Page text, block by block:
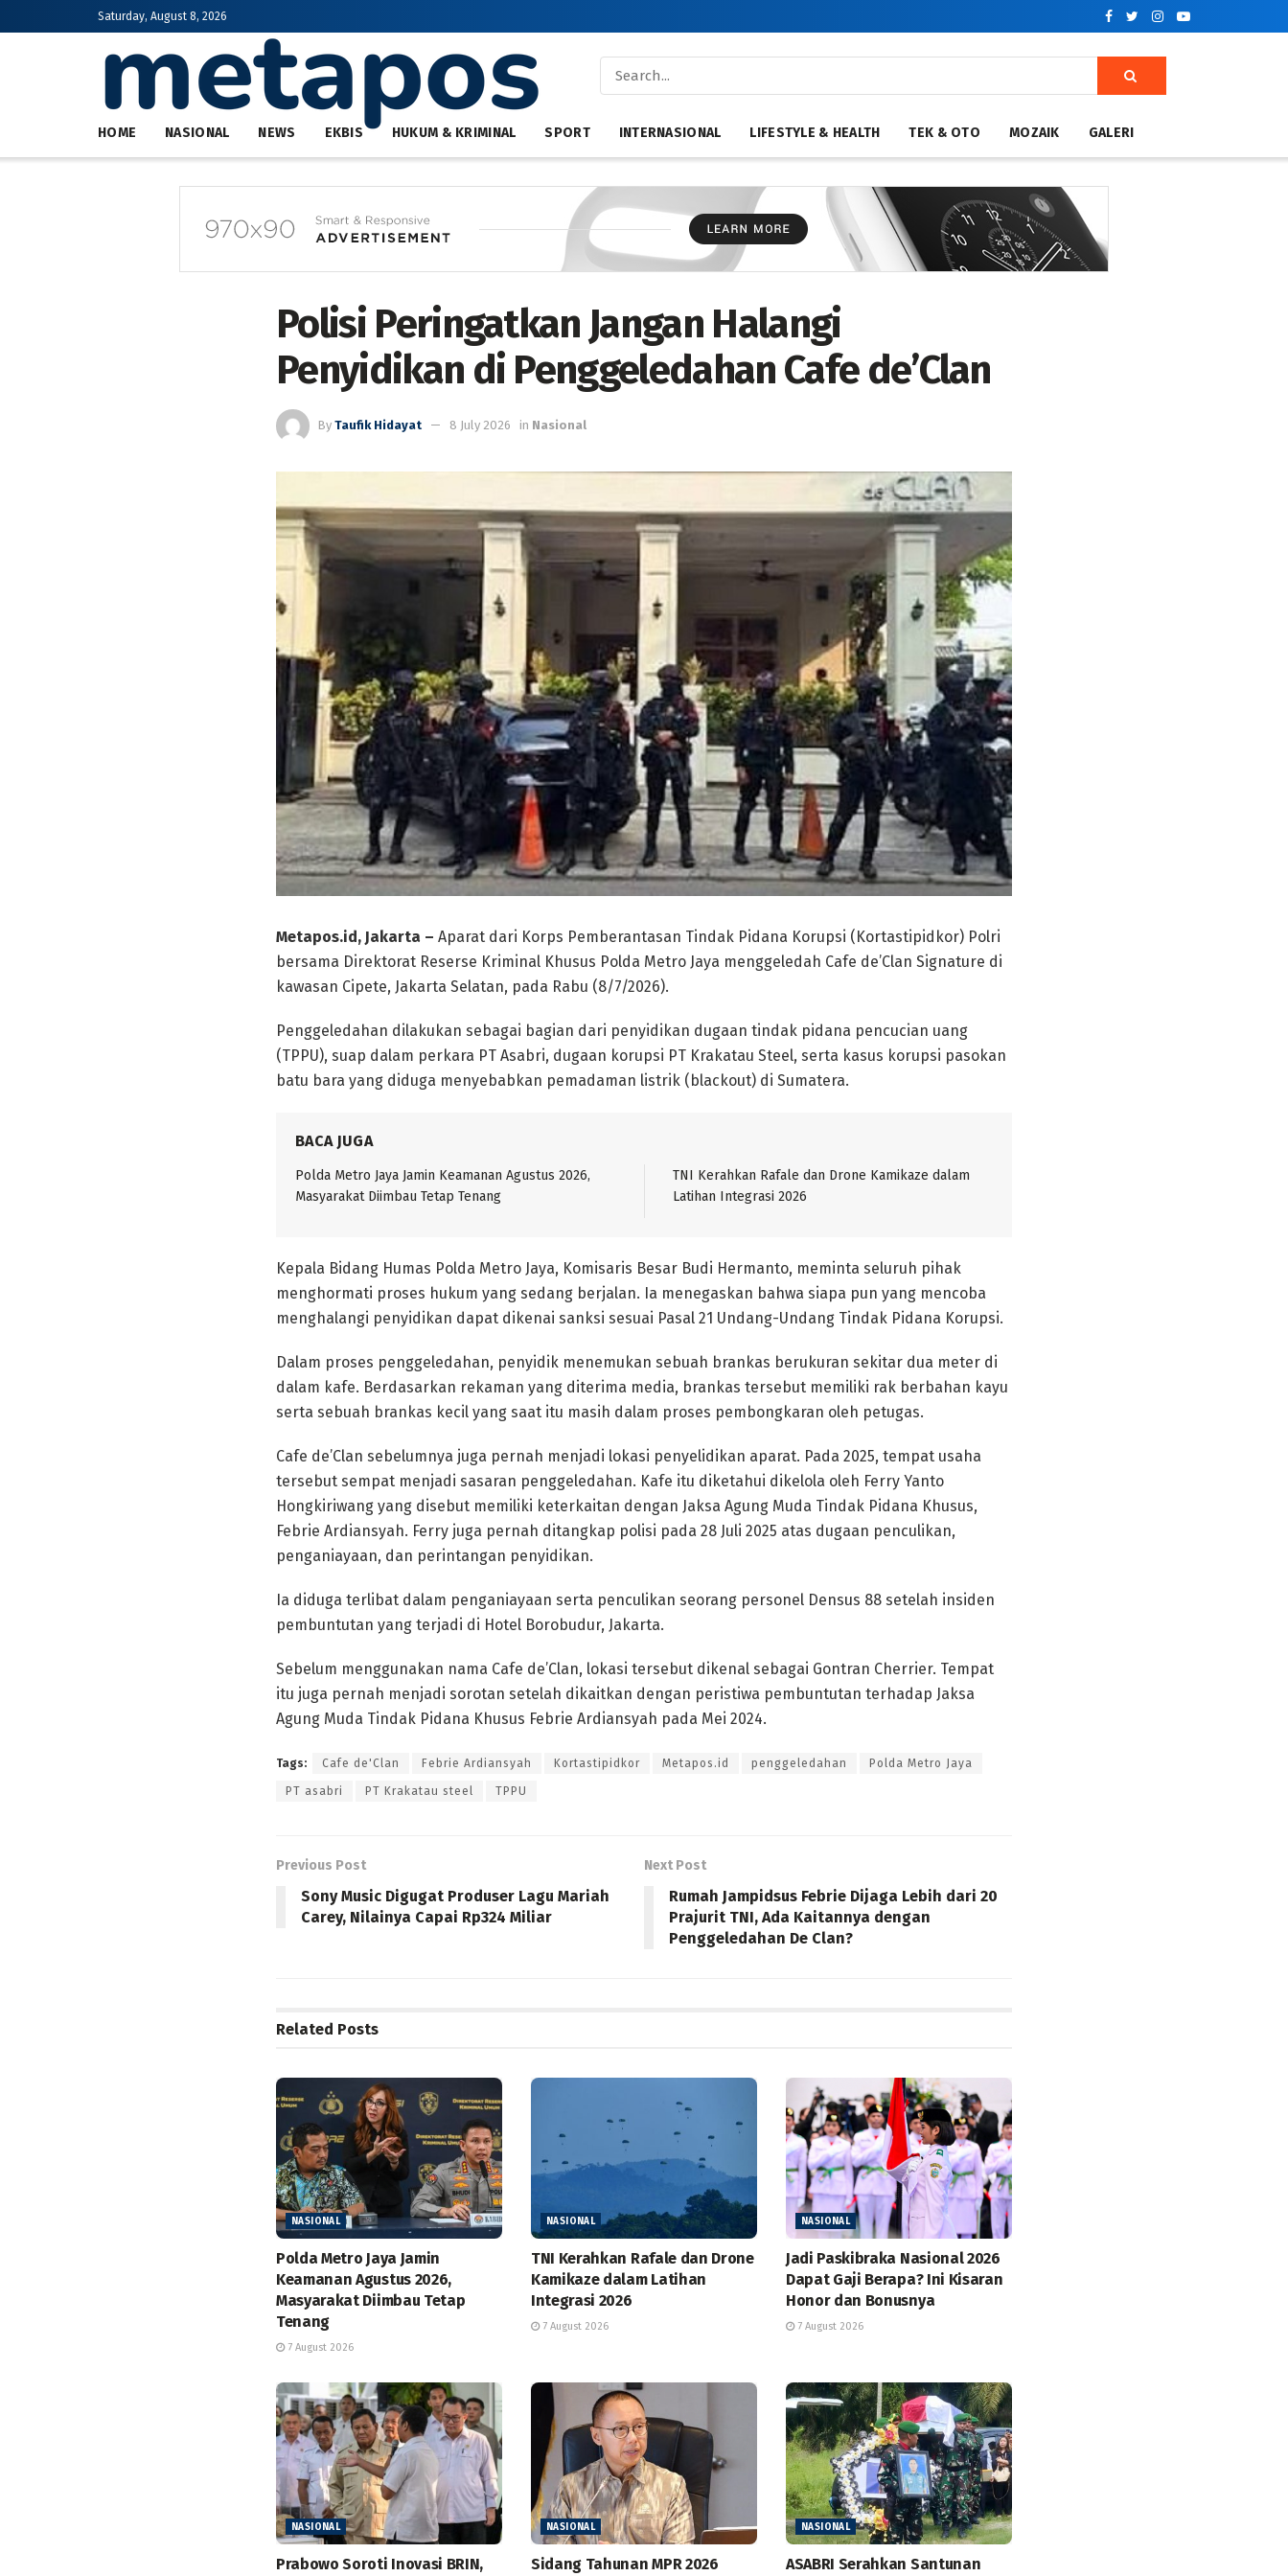
Saturday, August 8, 2026
HOME NASIONAL NEWS EKBIS HUKUM & KRIMINAL SPORT INTERNASIONAL LIFESTYLE & HEALTH TEK & OTO MOZAIK GALERI
Polisi Peringatkan Jangan Halangi
Penyidikan di Penggeledahan Cafe de’Clan
By Taufik Hidayat 8 July 2026 in Nasional
Metapos.id, Jakarta – Aparat dari Korps Pemberantasan Tindak Pidana Korupsi (Kortastipidkor) Polri
bersama Direktorat Reserse Kriminal Khusus Polda Metro Jaya menggeledah Cafe de’Clan Signature di
kawasan Cipete, Jakarta Selatan, pada Rabu (8/7/2026).
Penggeledahan dilakukan sebagai bagian dari penyidikan dugaan tindak pidana pencucian uang
(TPPU), suap dalam perkara PT Asabri, dugaan korupsi PT Krakatau Steel, serta kasus korupsi pasokan
batu bara yang diduga menyebabkan pemadaman listrik (blackout) di Sumatera.
BACA JUGA
Polda Metro Jaya Jamin Keamanan Agustus 2026,
Masyarakat Diimbau Tetap Tenang
TNI Kerahkan Rafale dan Drone Kamikaze dalam
Latihan Integrasi 2026
Kepala Bidang Humas Polda Metro Jaya, Komisaris Besar Budi Hermanto, meminta seluruh pihak
menghormati proses hukum yang sedang berjalan. Ia menegaskan bahwa siapa pun yang mencoba
menghalangi penyidikan dapat dikenai sanksi sesuai Pasal 21 Undang-Undang Tindak Pidana Korupsi.
Dalam proses penggeledahan, penyidik menemukan sebuah brankas berukuran sekitar dua meter di
dalam kafe. Berdasarkan rekaman yang diterima media, brankas tersebut memiliki rak berbahan kayu
serta sebuah brankas kecil yang saat itu masih dalam proses pembongkaran oleh petugas.
Cafe de’Clan sebelumnya juga pernah menjadi lokasi penyelidikan aparat. Pada 2025, tempat usaha
tersebut sempat menjadi sasaran penggeledahan. Kafe itu diketahui dikelola oleh Ferry Yanto
Hongkiriwang yang disebut memiliki keterkaitan dengan Jaksa Agung Muda Tindak Pidana Khusus,
Febrie Ardiansyah. Ferry juga pernah ditangkap polisi pada 28 Juli 2025 atas dugaan penculikan,
penganiayaan, dan perintangan penyidikan.
Ia diduga terlibat dalam penganiayaan serta penculikan seorang personel Densus 88 setelah insiden
pembuntutan yang terjadi di Hotel Borobudur, Jakarta.
Sebelum menggunakan nama Cafe de’Clan, lokasi tersebut dikenal sebagai Gontran Cherrier. Tempat
itu juga pernah menjadi sorotan setelah dikaitkan dengan peristiwa pembuntutan terhadap Jaksa
Agung Muda Tindak Pidana Khusus Febrie Ardiansyah pada Mei 2024.
Tags: Cafe de'Clan Febrie Ardiansyah Kortastipidkor Metapos.id penggeledahan Polda Metro Jaya
PT asabri PT Krakatau steel TPPU
Previous Post
Sony Music Digugat Produser Lagu Mariah
Carey, Nilainya Capai Rp324 Miliar
Next Post
Rumah Jampidsus Febrie Dijaga Lebih dari 20
Prajurit TNI, Ada Kaitannya dengan
Penggeledahan De Clan?
Related Posts
NASIONAL
Polda Metro Jaya Jamin
Keamanan Agustus 2026,
Masyarakat Diimbau Tetap
Tenang
7 August 2026
NASIONAL
TNI Kerahkan Rafale dan Drone
Kamikaze dalam Latihan
Integrasi 2026
7 August 2026
NASIONAL
Jadi Paskibraka Nasional 2026
Dapat Gaji Berapa? Ini Kisaran
Honor dan Bonusnya
7 August 2026
NASIONAL
Prabowo Soroti Inovasi BRIN,
NASIONAL
Sidang Tahunan MPR 2026
NASIONAL
ASABRI Serahkan Santunan